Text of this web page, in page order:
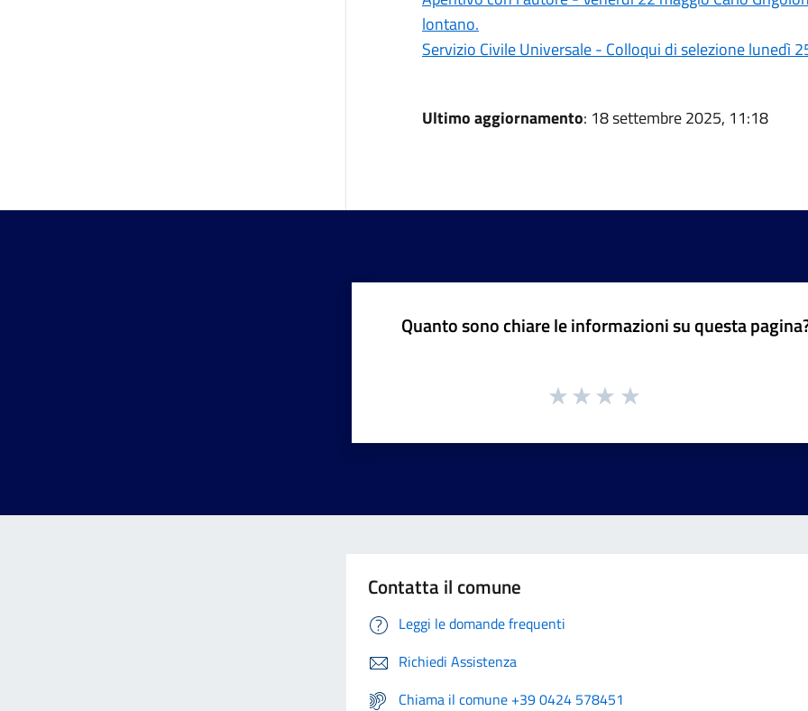
lontano.
Servizio Civile Universale - Colloqui di selezione lunedì
Ultimo aggiornamento: 18 settembre 2025, 11:18
Quanto sono chiare le informazioni su questa
Contatta il comune
Leggi le domande frequenti
Richiedi Assistenza
Chiama il comune +39 0424 578451